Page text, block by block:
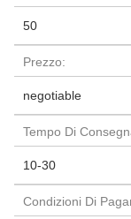
50
Prezzo:
negotiable
Tempo Di
10-30
Condizioni Di